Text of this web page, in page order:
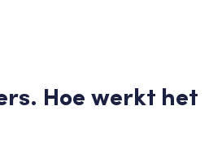
Hoe werkt het